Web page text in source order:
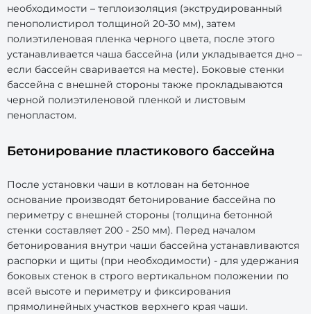
необходимости – теплоизоляция (экструдированный
пенополистирол толщиной 20-30 мм), затем
полиэтиленовая пленка черного цвета, после этого
устанавливается чаша бассейна (или укладывается дно –
если бассейн сваривается на месте). Боковые стенки
бассейна с внешней стороны также прокладываются
черной полиэтиленовой пленкой и листовым
пенопластом.
Бетонирование пластикового бассейна
После установки чаши в котлован на бетонное
основание производят бетонирование бассейна по
периметру с внешней стороны (толщина бетонной
стенки составляет 200 - 250 мм). Перед началом
бетонирования внутри чаши бассейна устанавливаются
распорки и щиты (при необходимости) - для удержания
боковых стенок в строго вертикальном положении по
всей высоте и периметру и фиксирования
прямолинейных участков верхнего края чаши.